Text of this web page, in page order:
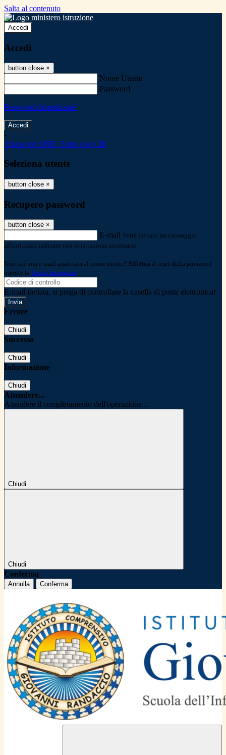
Salta al contenuto
Accedi
Accedi
button close ×
Nome Utente
Password
Password dimenticata?
-
Entra con SPID Entra con CIE
Seleziona utente
button close ×
Recupero password
button close ×
E-mail Verrà inviato un messaggio
all'indirizzo indicato con le istruzioni necessarie.
Non hai una e-mail associata al nome utente? Effettua il reset della password
tramite la Login Spaggiari
E-mail inviata, si prega di controllare la casella di posta elettronica!
Errore
Chiudi
Successo
Chiudi
Informazione
Chiudi
Attendere...
Attendere il completamento dell'operazione...
Chiudi
Chiudi
Conferma
Annulla Conferma